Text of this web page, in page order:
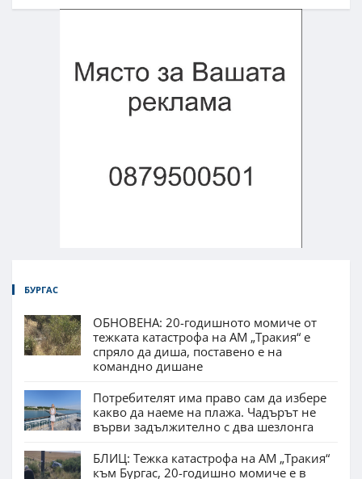
БУРГАС
ОБНОВЕНА: 20-годишното момиче от
тежката катастрофа на АМ „Тракия“ е
спряло да диша, поставено е на
командно дишане
Потребителят има право сам да избере
какво да наеме на плажа. Чадърът не
върви задължително с два шезлонга
БЛИЦ: Тежка катастрофа на АМ „Тракия“
към Бургас, 20-годишно момиче е в